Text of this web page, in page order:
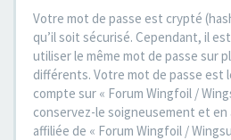
Votre mot de passe est crypté
qu’il soit sécurisé. Cependant, il
utiliser le même mot de passe sur
différents. Votre mot de passe est
compte sur « Forum Wingfoil /
conservez-le soigneusement et en
affiliée de « Forum Wingfoil /